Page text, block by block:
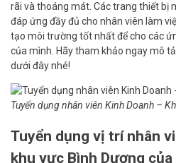
rãi và thoáng mát. Các trang thiết bị
đáp ứng đầy đủ cho nhân viên làm
tạo môi trường tốt nhất để cho các
của mình. Hãy tham khảo ngay mô
dưới đây nhé!
Tuyển dụng nhân viên Kinh Doanh –
Tuyển dụng vị trí nhân
khu vực Bình Dương của